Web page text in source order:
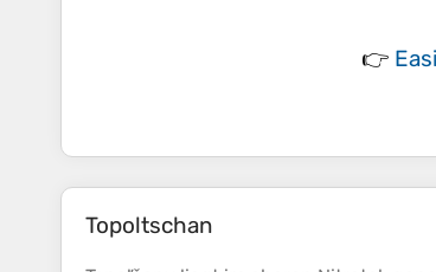
👉
Topoltschan